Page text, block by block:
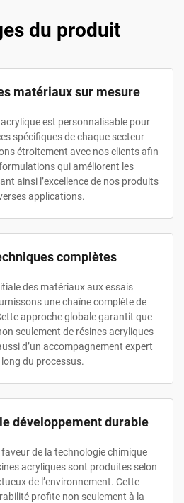
du produit
matériaux sur mesure
est personnalisable pour
spécifiques de chaque secteur
étroitement avec nos clients afin
qui améliorent les
ainsi l’excellence de nos produits
applications.
complètes
des matériaux aux essais
une chaîne complète de
approche globale garantit que
seulement de résines acryliques
d’un accompagnement expert
du processus.
développement durable
de la technologie chimique
acryliques sont produites selon
de l’environnement. Cette
profite non seulement à la